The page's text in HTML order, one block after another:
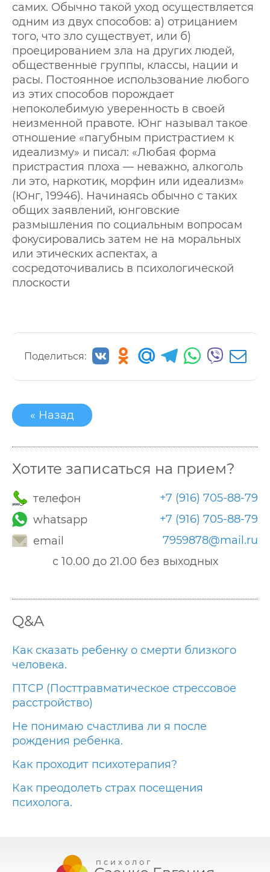
самих. Обычно такой уход осуществляется
одним из двух способов: а) отрицанием
того, что зло существует, или б)
проецированием зла на других людей,
общественные группы, классы, нации и
расы. Постоянное использование любого
из этих способов порождает
непоколебимую уверенность в своей
неизменной правоте. Юнг называл такое
отношение «пагубным пристрастием к
идеализму» и писал: «Любая форма
пристрастия плоха — неважно, алкоголь
ли это, наркотик, морфин или идеализм»
(Юнг, 19946). Начинаясь обычно с таких
общих заявлений, юнговские
размышления по социальным вопросам
фокусировались затем не на моральных
или этических аспектах, а
сосредоточивались в психологической
плоскости
Поделиться:
« Назад
Хотите записаться на прием?
телефон
+7 (916) 705-88-79
whatsapp
+7 (916) 705-88-79
email
7959878@mail.ru
с 10.00 до 21.00 без выходных
Q&A
Как сказать ребенку о смерти близкого
человека.
ПТСР (Посттравматическое стрессовое
расстройство)
Не понимаю счастлива ли я после
рождения ребенка.
Как проходит психотерапия?
Как преодолеть страх посещения
психолога.
психолог